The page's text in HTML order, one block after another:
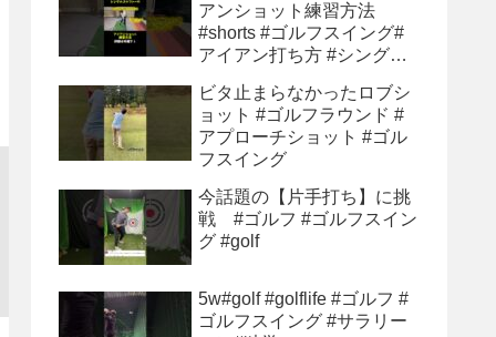
アンショット練習方法
#shorts #ゴルフスイング#
アイアン打ち方 #シングル
ゴルフ練習方法
ビタ止まらなかったロブシ
ョット #ゴルフラウンド #
アプローチショット #ゴル
フスイング
今話題の【片手打ち】に挑
戦 #ゴルフ #ゴルフスイン
グ #golf
5w#golf #golflife #ゴルフ #
ゴルフスイング #サラリー